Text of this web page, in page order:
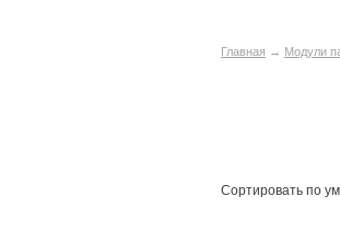
Главная → Модули
Сортировать по